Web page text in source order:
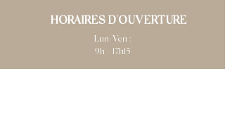
HORAIRES D'OUVERTURE
Lun-Ven :
9h - 17h15